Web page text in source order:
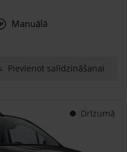
Manuālā
Pievienot salīdzināšanai
Drīzumā